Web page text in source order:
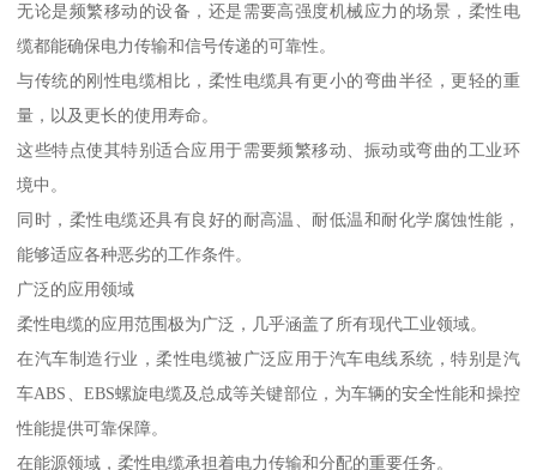
无论是频繁移动的设备，还是需要高强度机械应力的场景，柔性电
缆都能确保电力传输和信号传递的可靠性。
与传统的刚性电缆相比，柔性电缆具有更小的弯曲半径，更轻的重
量，以及更长的使用寿命。
这些特点使其特别适合应用于需要频繁移动、振动或弯曲的工业环
境中。
同时，柔性电缆还具有良好的耐高温、耐低温和耐化学腐蚀性能，
能够适应各种恶劣的工作条件。
广泛的应用领域
柔性电缆的应用范围极为广泛，几乎涵盖了所有现代工业领域。
在汽车制造行业，柔性电缆被广泛应用于汽车电线系统，特别是汽
车ABS、EBS螺旋电缆及总成等关键部位，为车辆的安全性能和操控
性能提供可靠保障。
在能源领域，柔性电缆承担着电力传输和分配的重要任务。